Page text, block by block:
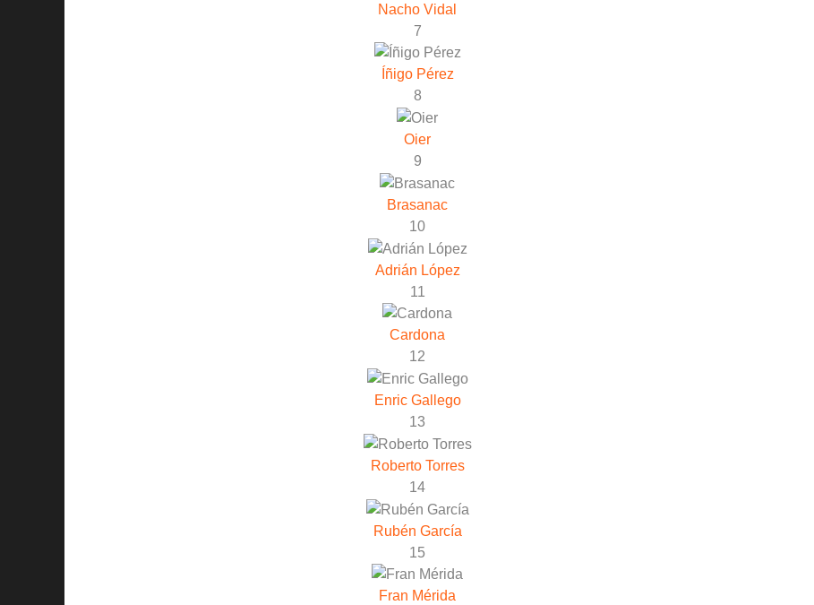
Nacho Vidal
7
Íñigo Pérez
8
Oier
9
Brasanac
10
Adrián López
11
Cardona
12
Enric Gallego
13
Roberto Torres
14
Rubén García
15
Fran Mérida